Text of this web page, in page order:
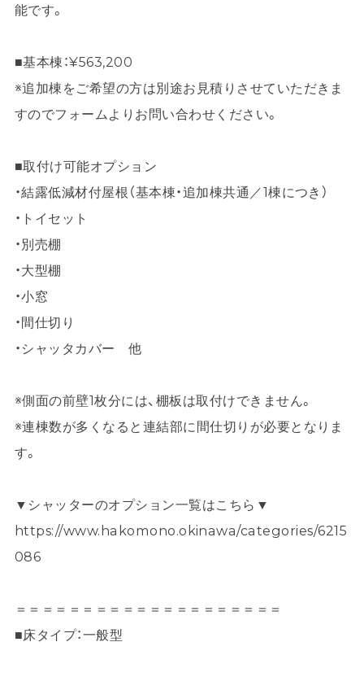
能です。
■基本棟：¥563,200
※追加棟をご希望の方は別途お見積りさせていただきま
すのでフォームよりお問い合わせください。
■取付け可能オプション
・結露低減材付屋根（基本棟・追加棟共通／1棟につき）
・トイセット
・別売棚
・大型棚
・小窓
・間仕切り
・シャッタカバー 他
※側面の前壁1枚分には、棚板は取付けできません。
※連棟数が多くなると連結部に間仕切りが必要となりま
す。
▼シャッターのオプション一覧はこちら▼
https://www.hakomono.okinawa/categories/6215
086
＝＝＝＝＝＝＝＝＝＝＝＝＝＝＝＝＝＝＝＝
■床タイプ：一般型